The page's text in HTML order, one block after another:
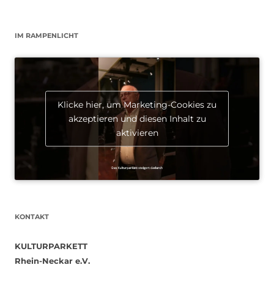
IM RAMPENLICHT
Klicke hier, um Marketing-Cookies zu
akzeptieren und diesen Inhalt zu
aktivieren
KONTAKT
KULTURPARKETT
Rhein-Neckar e.V.